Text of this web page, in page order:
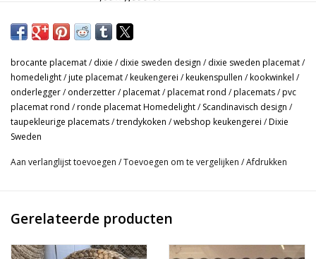
Deze prachtige placemats van het scandinavische merk Dixie
tof uit! Makkelijk in gebruik, gewoon reinigen met een natte
doek. De placemats zijn soepel, waardoor ze mooi vlak op tafel
blijven liggen.
- Afmeting: Doorsnede 38 cm.
- Materiaal: 75% PVC, 25% polyester.
bij.
brocante placemat/ dixie / dixie sweden design / dixie sweden placemat/
homedelight/jute placemat/keukengerei /keukenspullen /kookwinkel /
onderlegger/ onderzetter/placemat/placemat rond /placemats/pvc
placemat rond /ronde placemat Homedelight/ Scandinavisch design /
taupekleurige placemats/trendykoken /webshop keukengerei /Dixie
Sweden
Aan verlanglijst toevoegen /Toevoegen om te vergelijken /Afdrukken
Gerelateerde producten